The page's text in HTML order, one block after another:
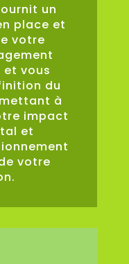
un
place et
votre
et vous
du
à
impact
et
votre